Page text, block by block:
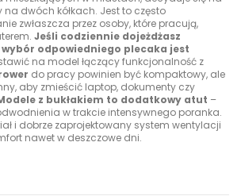
dwóch kółkach. Jest to często
zwłaszcza przez osoby, które pracują,
Jeśli codziennie dojeżdżasz
odpowiedniego plecaka jest
na model łączący funkcjonalność z
do pracy powinien być kompaktowy, ale
aby zmieścić laptop, dokumenty czy
z bukłakiem to dodatkowy atut –
w trakcie intensywnego poranka.
i dobrze zaprojektowany system wentylacji
nawet w deszczowe dni.